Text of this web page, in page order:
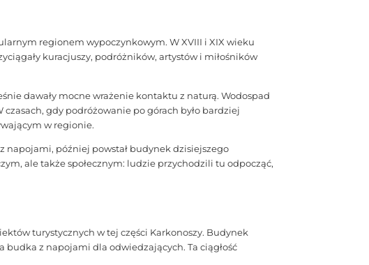
regionem wypoczynkowym. W XVIII i XIX wieku
kuracjuszy, podróżników, artystów i miłośników
dawały mocne wrażenie kontaktu z naturą. Wodospad
gdy podróżowanie po górach było bardziej
w regionie.
napojami, później powstał budynek dzisiejszego
ale także społecznym: ludzie przychodzili tu odpocząć,
turystycznych w tej części Karkonoszy. Budynek
budka z napojami dla odwiedzających. Ta ciągłość